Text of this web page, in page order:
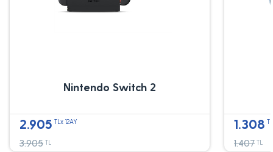
Nintendo Switch 2
2.905 TLx 12AY
3.905 TL
1.308
1.407 TL